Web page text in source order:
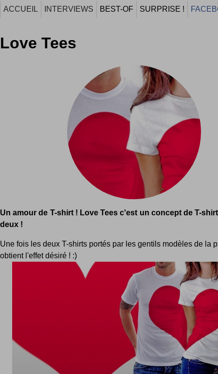
ACCUEIL INTERVIEWS BEST-OF SURPRISE !
Love Tees
Un amour de T-shirt ! Love Tees c'est un concept de T-
deux !
Une fois les deux T-shirts portés par les gentils modèles de la
obtient l'effet désiré ! :)